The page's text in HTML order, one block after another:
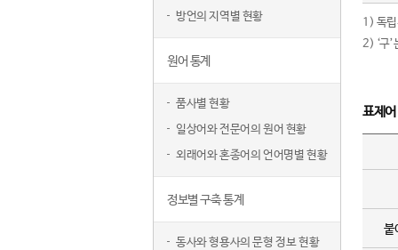
방언의 지역별 현황
원어 통계
품사별 현황
일상어와 전문어의 원어 현황
외래어와 혼종어의 언어명별 현황
정보별 구축 통계
동사와 형용사의 문형 정보 현황
1) 독립
2) ‘구
표제
붙